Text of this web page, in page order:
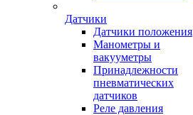
Датчики
Датчики положения
Манометры и
вакууметры
Принадлежности
пневматических
датчиков
Реле давления